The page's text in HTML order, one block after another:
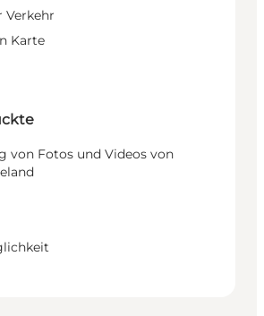
Verkehr
Karte
von Fotos und Videos von